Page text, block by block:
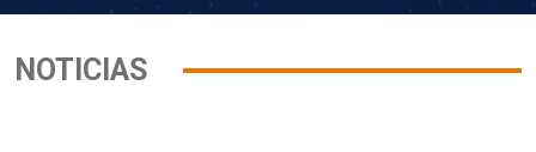
NOTICIAS